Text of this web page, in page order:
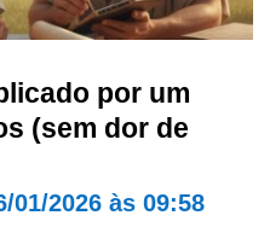
por um
(sem dor de
01/2026 às 09:58